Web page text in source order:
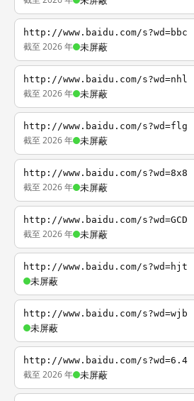
http://www.baidu.com/s?wd=bbc
截至 2026 年 未屏蔽
http://www.baidu.com/s?wd=nhl
截至 2026 年 未屏蔽
http://www.baidu.com/s?wd=flg
截至 2026 年 未屏蔽
http://www.baidu.com/s?wd=8x8
截至 2026 年 未屏蔽
http://www.baidu.com/s?wd=GCD
截至 2026 年 未屏蔽
http://www.baidu.com/s?wd=hjt
未屏蔽
http://www.baidu.com/s?wd=wjb
未屏蔽
http://www.baidu.com/s?wd=6.4
截至 2026 年 未屏蔽